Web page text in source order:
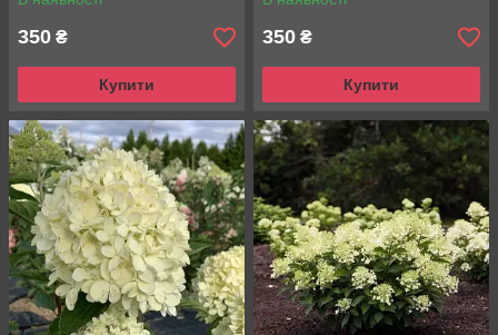
350 ₴
Купити
350 ₴
Купити